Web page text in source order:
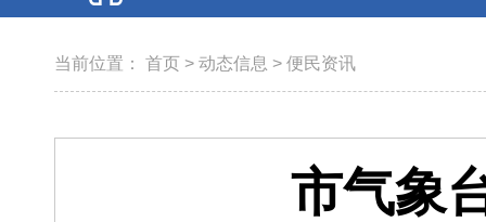
当前位置： 首页 > 动态信息 > 便民资讯
市气象